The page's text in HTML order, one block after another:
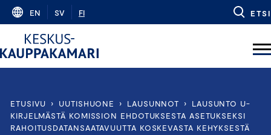
Skip
content
EN SV FI ETSI
ETUSIVU › UUTISHUONE › LAUSUNNOT ›
LAUSUNTO U-
KIRJELMÄSTÄ KOMISSION EHDOTUKSESTA ASETUKSEKSI
RAHOITUSDATANSAATAVUUTTA KOSKEVASTA KEHYKSESTÄ